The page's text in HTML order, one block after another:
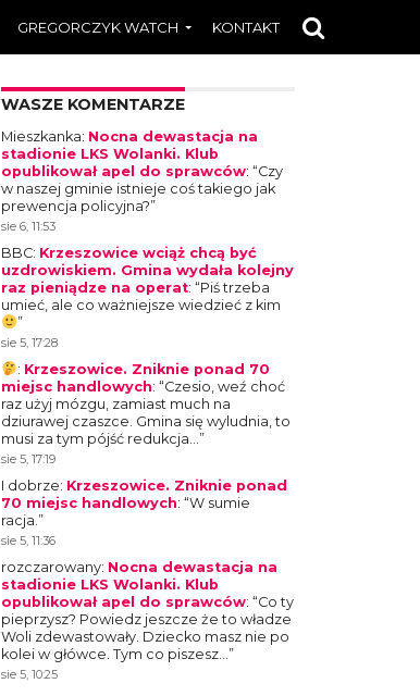
GREGORCZYK WATCH KONTAKT
WASZE KOMENTARZE
Mieszkanka: Nocna dewastacja na
stadionie LKS Wolanki. Klub
opublikował apel do sprawców: “Czy
w naszej gminie istnieje coś takiego jak
prewencja policyjna?”
sie 6, 11:53
BBC: Krzeszowice wciąż chcą być
uzdrowiskiem. Gmina wydała kolejny
raz pieniądze na operat: “Piś trzeba
umieć, ale co ważniejsze wiedzieć z kim
”
sie 5, 17:28
: Krzeszowice. Zniknie ponad 70
miejsc handlowych: “Czesio, weź choć
raz użyj mózgu, zamiast much na
dziurawej czaszce. Gmina się wyludnia, to
musi za tym pójść redukcja…”
sie 5, 17:19
I dobrze: Krzeszowice. Zniknie ponad
70 miejsc handlowych: “W sumie
racja.”
sie 5, 11:36
rozczarowany: Nocna dewastacja na
stadionie LKS Wolanki. Klub
opublikował apel do sprawców: “Co ty
pieprzysz? Powiedz jeszcze że to władze
Woli zdewastowały. Dziecko masz nie po
kolei w główce. Tym co piszesz…”
sie 5, 10:25